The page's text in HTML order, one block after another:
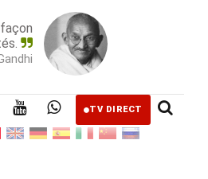
TV DIRECT